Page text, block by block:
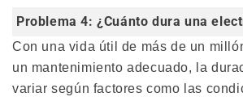
Problema 4: ¿Cuánto dura una
Con una vida útil de más de un
un mantenimiento adecuado, la
variar según factores como las